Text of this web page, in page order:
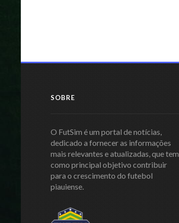
SOBRE
O FutSim é um portal de notícias,
dedicado a fornecer as informações
mais relevantes e atualizadas, que tem
como principal objetivo contribuir
para o crescimento do futebol
piauiense.